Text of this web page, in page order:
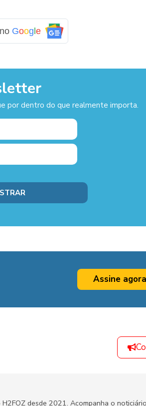
Google
por dentro do que realmente importa.
Assine
desde 2021. Acompanha o